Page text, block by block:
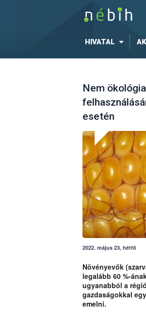
HIVATAL
Nem
esetén
2022. május 23, hétfő
Növényevők
legalább 60 %-
ugyanabból a
gazdaságokkal
emelni.